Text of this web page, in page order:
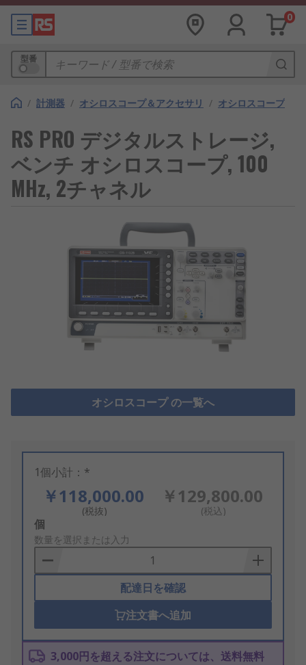
0
型番
/ 計測器 / オシロスコープ＆アクセサリ / オシロスコープ
RS PRO デジタルストレージ,
ベンチ オシロスコープ, 100
MHz, 2チャネル
オシロスコープ の一覧へ
1個小計：*
￥118,000.00
(税抜)
￥129,800.00
(税込)
Add
to
Basket
個
数量を選択または入力
配達日を確認
注文書へ追加
3,000円を超える注文については、送料無料